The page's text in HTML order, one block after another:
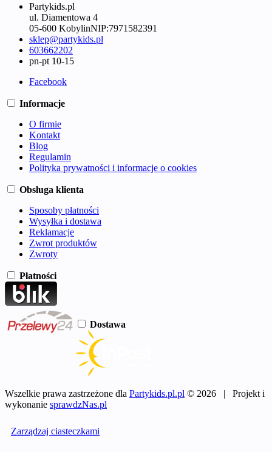
Partykids.pl
ul. Diamentowa 4
05-600 KobylinNIP:7971582391
sklep@partykids.pl
603662202
pn-pt 10-15
Facebook
Informacje
O firmie
Kontakt
Blog
Regulamin
Polityka prywatności i informacje o cookies
Obsługa klienta
Sposoby płatności
Wysyłka i dostawa
Reklamacje
Zwrot produktów
Zwroty
Płatności
Dostawa
Wszelkie prawa zastrzeżone dla Partykids.pl.pl © 2026 | Projekt i
wykonanie sprawdzNas.pl
Zarządzaj ciasteczkami